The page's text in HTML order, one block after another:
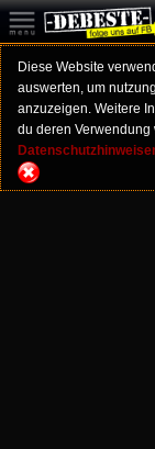
Diese Website
auswerten, um
anzuzeigen. Weitere
du deren